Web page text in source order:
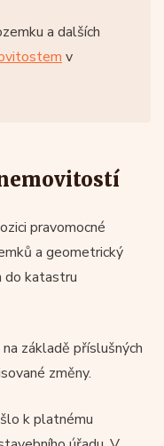
a dalších
v
pravomocné
a geometrický
do katastru
základě příslušných
změny.
k platnému